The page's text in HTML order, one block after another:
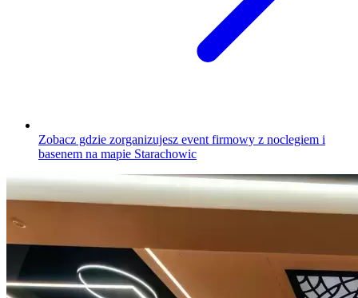
Zobacz gdzie zorganizujesz event firmowy z noclegiem i
basenem na mapie Starachowic